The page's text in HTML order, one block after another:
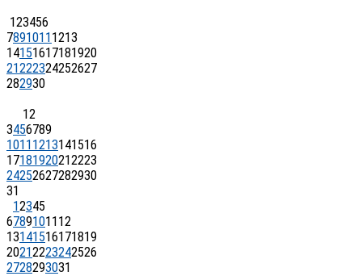
123456
78910111213
14151617181920
21222324252627
282930
12
3456789
10111213141516
17181920212223
24252627282930
31
12345
6789101112
13141516171819
20212223242526
2728293031